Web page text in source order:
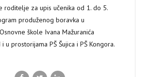
roditelje za upis učenika od 1. do 5.
produženog boravka u
škole Ivana Mažuranića
u prostorijama PŠ Šujica i PŠ Kongora.